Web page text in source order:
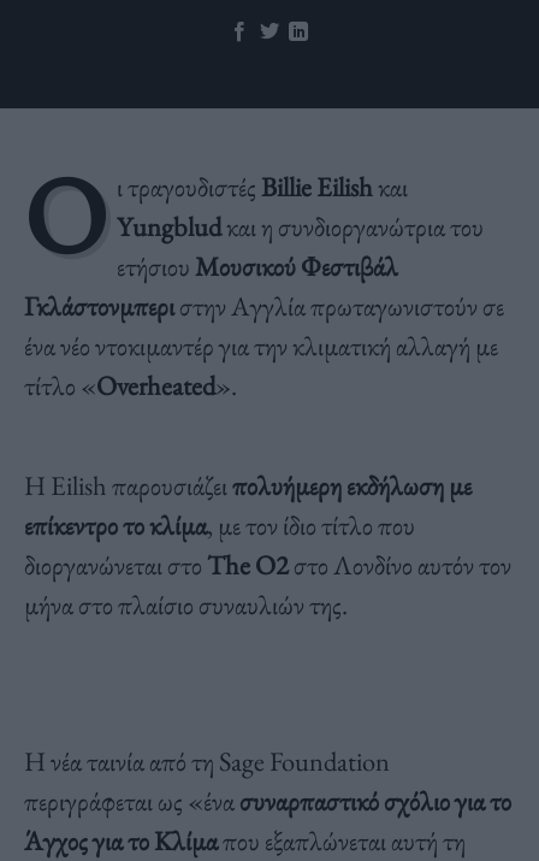
Ο ι τραγουδιστέςBillie Eilishκαι
Yungbludκαι η συνδιοργανώτρια του
ετήσιουΜουσικού Φεστιβάλ
Γκλάστονμπεριστην Αγγλία πρωταγωνιστούν σε
ένα νέο ντοκιμαντέρ για την κλιματική αλλαγή με
τίτλο «Overheated».
Η Eilish παρουσιάζειπολυήμερη εκδήλωση με
επίκεντρο το κλίμα, με τον ίδιο τίτλο που
διοργανώνεται στο The O2στο Λονδίνο αυτόν τον
μήνα στο πλαίσιο συναυλιών της.
Η νέα ταινία από τη Sage Foundation
περιγράφεται ως «ένασυναρπαστικό σχόλιο για το
Άγχος για το Κλίμαπου εξαπλώνεται αυτή τη